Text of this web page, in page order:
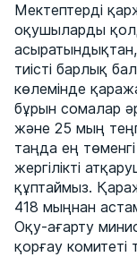
Мектептерді
оқушыларды
тиісті барлық
көлемінде
бұрын сомалар
және 25 мың
таңда ең
жергілікті
құптаймыз.
418 мыңнан
Оқу-ағарту
қорғау